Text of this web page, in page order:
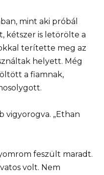
mint aki próbál
kétszer is letörölte a
terítette meg az
helyett. Még
a fiamnak,
vigyorogva. „Ethan
feszült maradt.
volt. Nem